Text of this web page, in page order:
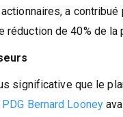
a
de 40% de la
significative que le
PDG Bernard Looney